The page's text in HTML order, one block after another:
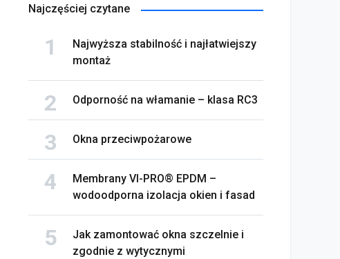
Najczęściej czytane
Najwyższa stabilność i najłatwiejszy
montaż
Odporność na włamanie – klasa RC3
Okna przeciwpożarowe
Membrany VI-PRO® EPDM –
wodoodporna izolacja okien i fasad
Jak zamontować okna szczelnie i
zgodnie z wytycznymi